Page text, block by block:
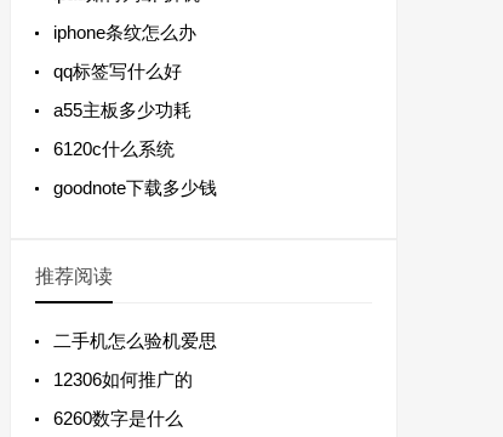
iphone条纹怎么办
qq标签写什么好
a55主板多少功耗
6120c什么系统
goodnote下载多少钱
推荐阅读
二手机怎么验机爱思
12306如何推广的
6260数字是什么